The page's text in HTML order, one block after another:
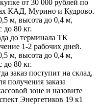
от 30 000 рублей по
КАД, Мурино и Кудрово.
м, высота до 0,4 м,
80 кг.
до терминала ТК
1-2 рабочих дней.
м, высота до 0,4 м,
80 кг.
заказ поступит на склад,
получения заказа
зоне и назовите
Энергетиков 19 к1